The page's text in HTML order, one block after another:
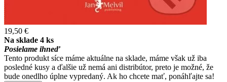
19,50 €
Na sklade 4 ks
Posielame ihneď
Tento produkt síce máme aktuálne na sklade, máme však už iba
posledné kusy a ďalšie už nemá ani distribútor, preto je možné, že
bude onedlho úplne vypredaný. Ak ho chcete mať, ponáhľajte sa!